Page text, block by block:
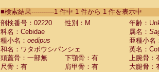
CebidaeSaguinus labiatus(0)
Cebidae Saguinus leucopus (0)
Cebidae
Cebidae
CebidaeSaguinus nigricollis (0)
Cebidae Saguinus oedipus
Cebidae Saguinus weddelli
■検索結果-----------1 件中 1 件から 1 件を表示中
剖検番号：02220
性別：M
年齢：
科名：Cebidae
属名：
種小名： oedipus
亜種小名
和名：ワタボウシパンシェ
英名：
頭蓋骨：一部無
下顎骨：有
上腕骨：
尺骨：有
肩甲骨：有
大腿骨：